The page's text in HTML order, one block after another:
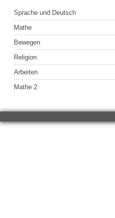
Sprache und Deutsch
Mathe
Bewegen
Religion
Arbeiten
Mathe 2